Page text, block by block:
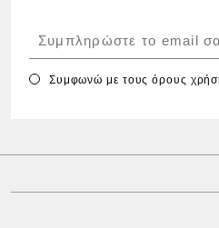
Συμφωνώ με τουςόρους